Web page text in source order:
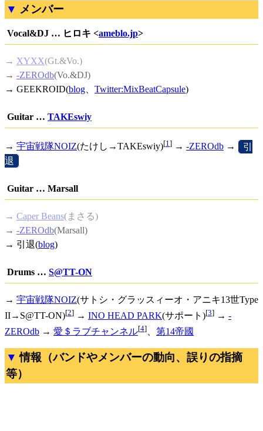
メンバー
Vocal&DJ … ヒロキ <ameblo.jp>
→ XYXX(Gt.&Vo.)
→ -ZEROdb(Vo.&DJ)
→ GEEKROID(blog Twitter:MixBeatCapsule)
Guitar … TAKEswiy
→ 宇宙戦隊NOIZ(たけし→TAKEswiy)[1] → -ZEROdb →
引
退
Guitar … Marsall
→ Caper Beans(まさる)
→ -ZEROdb(Marsall)
→ 引退(blog)
Drums … S@TT-ON
→ 宇宙戦隊NOIZ(サトシ・グラッスィーオ・アニキ13世Type
II→S@TT-ON)[2] → INO HEAD PARK(サポート)[3] → -
ZEROdb → 愛＄ラブチャンネル[4] 第14帝國
情報（バンドやメンバーの動向、誤りの指摘
等）